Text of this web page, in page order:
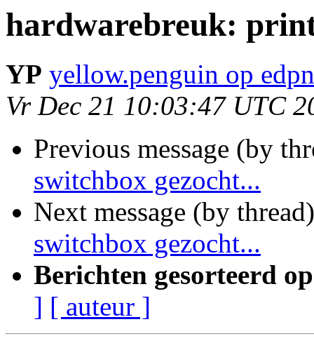
hardwarebreuk:
YP yellow.penguin op
Vr Dec 21 10:03:47 UTC
Previous message (by
switchbox gezocht...
Next message (by
switchbox gezocht...
Berichten gesorteerd
] [ auteur ]